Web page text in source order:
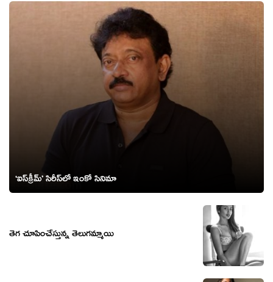
‘ఐస్‌క్రీమ్’ సిరీస్‌లో ఇంకో సినిమా
తెగ చూపించేస్తున్న తెలుగమ్మాయి